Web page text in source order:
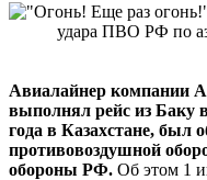
Авиалайнер компании
выполнял рейс из Баку
года в Казахстане, был
противовоздушной
обороны РФ. Об этом 1